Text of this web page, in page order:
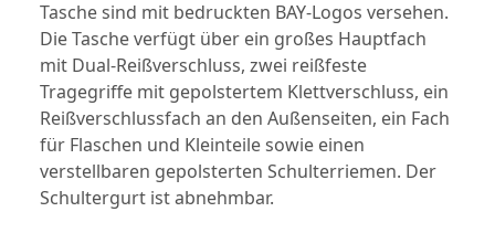
Tasche sind mit bedruckten BAY-Logos versehen.
Die Tasche verfügt über ein großes Hauptfach
mit Dual-Reißverschluss, zwei reißfeste
Tragegriffe mit gepolstertem Klettverschluss, ein
Reißverschlussfach an den Außenseiten, ein Fach
für Flaschen und Kleinteile sowie einen
verstellbaren gepolsterten Schulterriemen. Der
Schultergurt ist abnehmbar.